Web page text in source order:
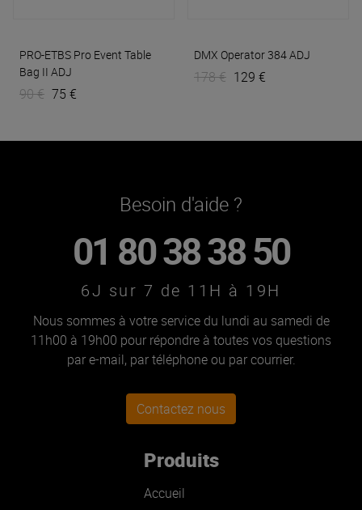
PRO-ETBS Pro Event Table
Bag II ADJ
90 € 75 €
DMX Operator 384ADJ
178 € 129 €
Besoin d'aide ?
01 80 38 38 50
6J sur 7 de 11H à 19H
Nous sommes à votre service du lundi au samedi de
11h00 à 19h00 pour répondre à toutes vos questions
par e-mail, par téléphone ou par courrier.
Contactez nous
Produits
Accueil